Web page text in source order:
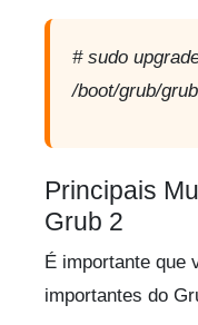
# sudo
/boot/grub/
Principais
Grub 2
É importante que
importantes do